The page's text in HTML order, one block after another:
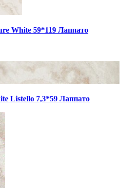
White 59*119 Лаппато
Listello 7,3*59 Лаппато